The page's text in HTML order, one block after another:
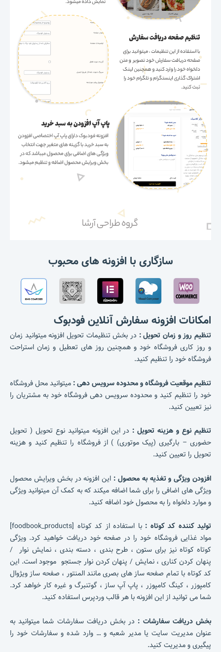
سازگاری با افزونه های محبوب
امکانات افزونه سفارش آنلاین فود‌بوک
تنظیم روز و زمان تحویل : در بخش تنظیمات تحویل افزونه میتوانید زمان
و روز کاری فروشگاه خود و همچنین روز های تعطیل و زمان استراحت
فروشگاه خود را تنظیم کنید.
تنظیم موقعیت فروشگاه و محدوده سرویس دهی : میتوانید محل فروشگاه
خود را تنظیم کنید و محدوده سرویس دهی فروشگاه خود به مشتریان را
نیز تعیین کنید.
تنظیم نوع و هزینه تحویل : در این افزونه میتوانید نوع تحویل ( تحویل
حضوری – بارگیری (پیک موتوری) ) از فروشگاه را تنظیم کنید و هزینه
تحویل را تعیین کنید.
افزودن ویژگی و تغذیه به محصول : این افزونه در بخش ویرایش محصول
ویژگی های اضافی را برای شما اضافه میکند که به کمک آن میتوانید ویژگی
و موارد دلخواه را به محصول خود اضافه کنید.
تولید کننده کد کوتاه :
با استفاده از کد کوتاه [foodbook_products]
مواد غذایی فروشگاه خود را در صفحه خود دریافت خواهید کرد. ویژگی
کوتاه کوتاه نیز برای ستون ، طرح بندی ، دسته بندی ، نمایش نوار /
پنهان کردن کناری ، نمایش / پنهان کردن نوار جستجو موجود است. این
کد کوتاه با تمام صفحه ساز های بصری مانند المنتور ، صفحه ساز ویژوال
کامپوزر ، کینگ کامپوزر ، پاپ آپ ساز ، گوتنبرگ و غیره کار خواهد کرد.
شما می توانید از این افزونه با هر قالب وردپرس استفاده کنید.
بخش دریافت سفارشات : در بخش دریافت سفارشات شما میتوانید به
عنوان مدیریت سایت یا مدیر شعبه و … وارد شده و سفارشات خود را
پیگیری و مدیریت کنید.